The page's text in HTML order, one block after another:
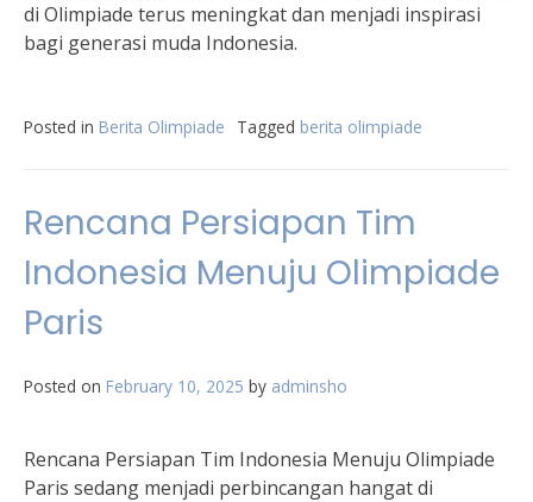
di Olimpiade terus meningkat dan menjadi inspirasi
bagi generasi muda Indonesia.
Posted in Berita Olimpiade Tagged berita olimpiade
Rencana Persiapan Tim
Indonesia Menuju Olimpiade
Paris
Posted on February 10, 2025 by adminsho
Rencana Persiapan Tim Indonesia Menuju Olimpiade
Paris sedang menjadi perbincangan hangat di